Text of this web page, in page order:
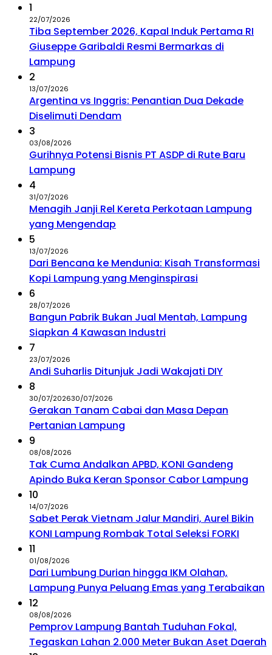
1
22/07/2026
Tiba September 2026, Kapal Induk Pertama RI
Giuseppe Garibaldi Resmi Bermarkas di
Lampung
2
13/07/2026
Argentina vs Inggris: Penantian Dua Dekade
Diselimuti Dendam
3
03/08/2026
Gurihnya Potensi Bisnis PT ASDP di Rute Baru
Lampung
4
31/07/2026
Menagih Janji Rel Kereta Perkotaan Lampung
yang Mengendap
5
13/07/2026
Dari Bencana ke Mendunia: Kisah Transformasi
Kopi Lampung yang Menginspirasi
6
28/07/2026
Bangun Pabrik Bukan Jual Mentah, Lampung
Siapkan 4 Kawasan Industri
7
23/07/2026
Andi Suharlis Ditunjuk Jadi Wakajati DIY
8
30/07/202630/07/2026
Gerakan Tanam Cabai dan Masa Depan
Pertanian Lampung
9
08/08/2026
Tak Cuma Andalkan APBD, KONI Gandeng
Apindo Buka Keran Sponsor Cabor Lampung
10
14/07/2026
Sabet Perak Vietnam Jalur Mandiri, Aurel Bikin
KONI Lampung Rombak Total Seleksi FORKI
11
01/08/2026
Dari Lumbung Durian hingga IKM Olahan,
Lampung Punya Peluang Emas yang Terabaikan
12
08/08/2026
Pemprov Lampung Bantah Tuduhan Fokal,
Tegaskan Lahan 2.000 Meter Bukan Aset Daerah